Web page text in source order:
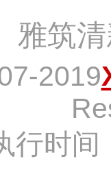
雅筑
2019
行时间